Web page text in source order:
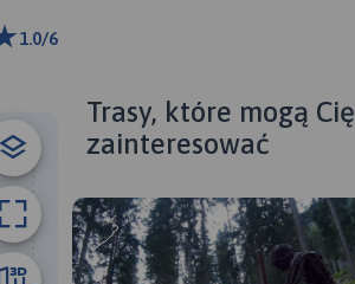
1.0/6
Trasy, które mogą Cię
zainteresować